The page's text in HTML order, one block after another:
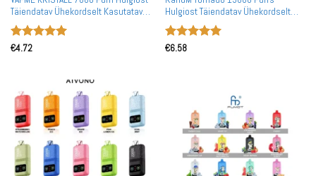
Täiendatav Ühekordselt Kasutatav
Vape Hulgimüük
Hinnanguga
€4.72
Hulgiost Täiendatav Ühekordselt
Kasutatav Vape Hulgimüük
Hinnanguga
€6.58